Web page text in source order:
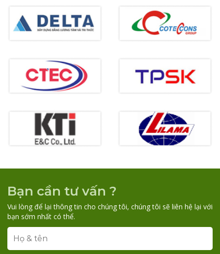
Bạn cần tư vấn ?
Vui lòng để lại thông tin cho chúng tôi, chúng tôi sẽ liên hệ lại với
bạn sớm nhất có thể.